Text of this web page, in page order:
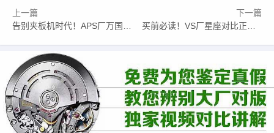
上一篇
告别夹板机时代！APS厂万国葡计定制一体机芯，这才是真香版
下一篇
买前必读！VS厂星座对比正品，究竟还有多少差距？一文说清。